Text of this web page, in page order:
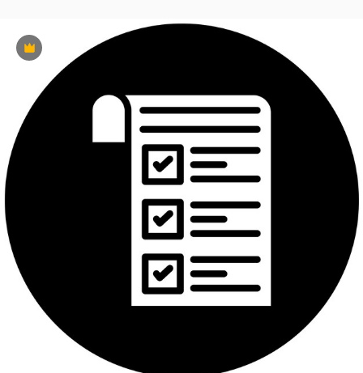
Premium